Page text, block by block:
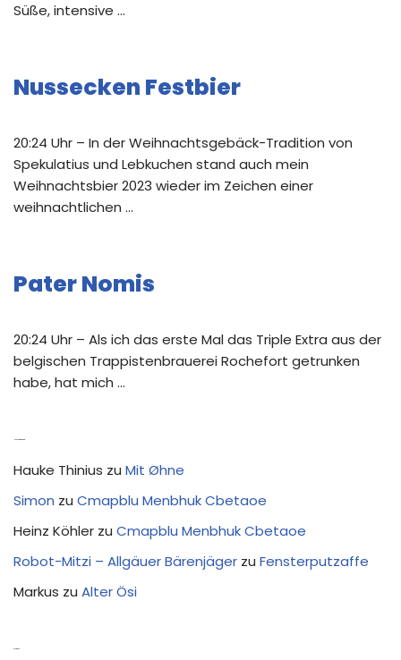
Süße, intensive …
Nussecken Festbier
20:24 Uhr – In der Weihnachtsgebäck-Tradition von
Spekulatius und Lebkuchen stand auch mein
Weihnachtsbier 2023 wieder im Zeichen einer
weihnachtlichen …
Pater Nomis
20:24 Uhr – Als ich das erste Mal das Triple Extra aus der
belgischen Trappistenbrauerei Rochefort getrunken
habe, hat mich …
Hauke Thinius zu Mit Øhne
Simon zu Cmapblu Menbhuk Cbetaoe
Heinz Köhler zu Cmapblu Menbhuk Cbetaoe
Robot-Mitzi – Allgäuer Bärenjäger zu Fensterputzaffe
Markus zu Alter Ösi